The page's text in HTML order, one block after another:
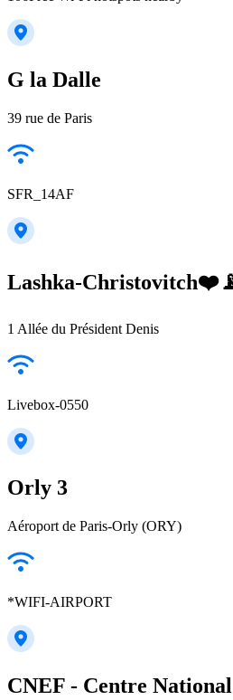
G la Dalle
39 rue de Paris
SFR_14AF
Lashka-
1 Allée du Président Denis
Livebox-0550
Orly 3
Aéroport de Paris-Orly (ORY)
*WIFI-AIRPORT
CNEF - Centre